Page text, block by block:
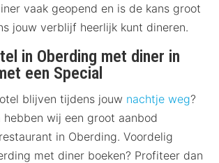
vaak geopend en is de kans groot
jouw verblijf heerlijk kunt dineren.
in Oberding met diner in
een Special
blijven tijdens jouw nachtje weg?
hebben wij een groot aanbod
in Oberding. Voordelig
met diner boeken? Profiteer dan